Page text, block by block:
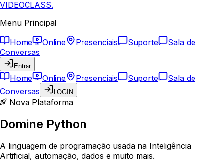
VIDEOCLASS.
Menu Principal
Home
Online Presenciais Suporte
Sala de
Conversas
Entrar
Home Online Presenciais Suporte
Sala de
Conversas
LOGIN
Nova Plataforma
Domine Python
A linguagem de programação usada na Inteligência
Artificial, automação, dados e muito mais.